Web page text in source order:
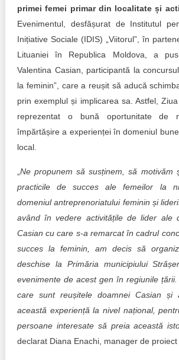
Integrity of public procurement in
Public procurement
primei femei primar din localitate și
Evenimentul, desfășurat de Institutul
Inițiative Sociale (IDIS) „Viitorul”, în
Lituaniei în Republica Moldova, a
Valentina Casian, participantă la
la feminin”, care a reușit să aducă
prin exemplul și implicarea sa. Astfel,
reprezentat o bună oportunitate de
împărtășire a experienței în domeniul
local.
Ne propunem să susținem, să motivăm
practicile de succes ale femeilor la
domeniul antreprenoriatului feminin și
având în vedere activitățile de lider ale
Casian cu care s-a remarcat în cadrul
succes la feminin, am decis să
deschise la Primăria municipiului
evenimente de acest gen în regiunile
care sunt reușitele doamnei Casian și
această experiență la nivel național,
persoane interesate să preia această
declarat Diana Enachi, manager de proiect